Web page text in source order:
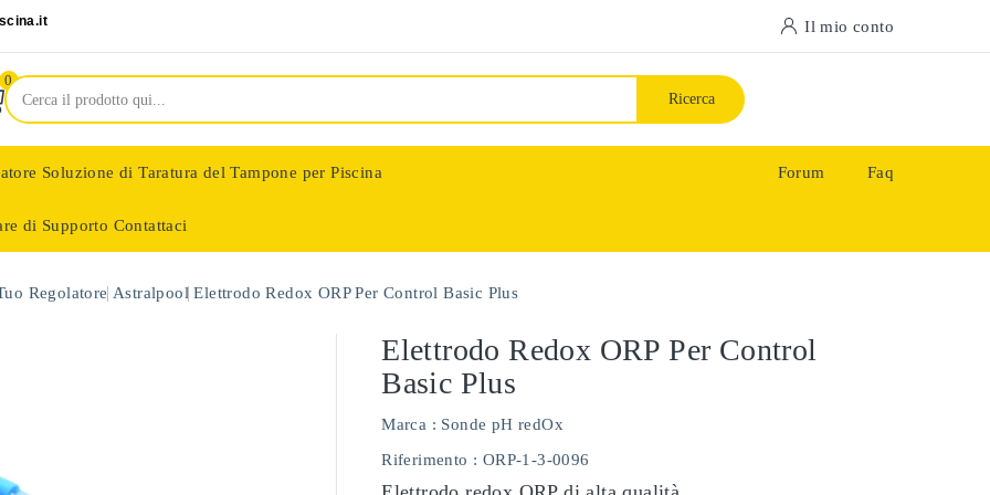
Il mio conto
0
Ricerca
Soluzione di Taratura del Tampone per Piscina
di Supporto Contattaci
Forum Faq
Regolatore Astralpool Elettrodo Redox ORP Per Control Basic Plus
Elettrodo Redox ORP Per Control
Basic Plus
Marca : Sonde pH redOx
Riferimento : ORP-1-3-0096